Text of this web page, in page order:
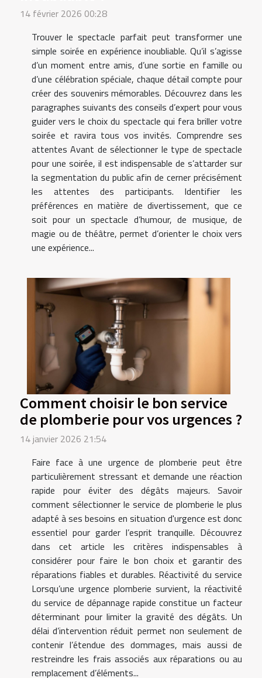
14 février 2026 00:28
Trouver le spectacle parfait peut transformer une
simple soirée en expérience inoubliable. Qu’il s’agisse
d’un moment entre amis, d’une sortie en famille ou
d’une célébration spéciale, chaque détail compte pour
créer des souvenirs mémorables. Découvrez dans les
paragraphes suivants des conseils d’expert pour vous
guider vers le choix du spectacle qui fera briller votre
soirée et ravira tous vos invités. Comprendre ses
attentes Avant de sélectionner le type de spectacle
pour une soirée, il est indispensable de s’attarder sur
la segmentation du public afin de cerner précisément
les attentes des participants. Identifier les
préférences en matière de divertissement, que ce
soit pour un spectacle d’humour, de musique, de
magie ou de théâtre, permet d’orienter le choix vers
une expérience...
Comment choisir le bon service
de plomberie pour vos urgences ?
14 janvier 2026 21:54
Faire face à une urgence de plomberie peut être
particulièrement stressant et demande une réaction
rapide pour éviter des dégâts majeurs. Savoir
comment sélectionner le service de plomberie le plus
adapté à ses besoins en situation d'urgence est donc
essentiel pour garder l’esprit tranquille. Découvrez
dans cet article les critères indispensables à
considérer pour faire le bon choix et garantir des
réparations fiables et durables. Réactivité du service
Lorsqu’une urgence plomberie survient, la réactivité
du service de dépannage rapide constitue un facteur
déterminant pour limiter la gravité des dégâts. Un
délai d’intervention réduit permet non seulement de
contenir l’étendue des dommages, mais aussi de
restreindre les frais associés aux réparations ou au
remplacement d’éléments...